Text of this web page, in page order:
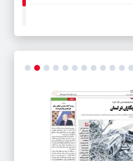
کشور در اتباع غیرمجاز